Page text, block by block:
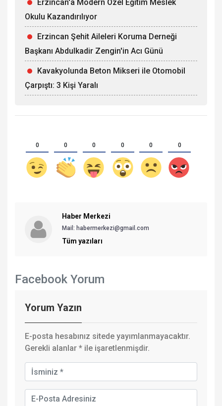
Erzincan'a Modern Özel Eğitim Meslek
Okulu Kazandırılıyor
Erzincan Şehit Aileleri Koruma Derneği
Başkanı Abdulkadir Zengin'in Acı Günü
Kavakyolunda Beton Mikseri ile Otomobil
Çarpıştı: 3 Kişi Yaralı
0 0 0 0 0 0
Haber Merkezi
Mail: habermerkezi@gmail.com
Tüm yazıları
Facebook Yorum
Yorum Yazın
E-posta hesabınız sitede yayımlanmayacaktır.
Gerekli alanlar * ile işaretlenmişdir.